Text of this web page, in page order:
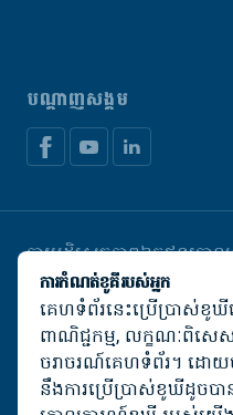
បណ្តាញសង្គម
ការបដិសេធភាពឯកជនគោល
គ្រប់គ្រងខូឃី
© De Heus Animal
ការកំណត់ខូគីរបស់អ្នក
គេហទំព័រនេះប្រើប្រាស់ខូឃីដ
ពាណិជ្ជកម្ម, លក្ខណៈពិសេ
ចរាចរណ៍គេហទំព័រ។ ដោ
នឹងការប្រើប្រាស់ខូឃីដូចប